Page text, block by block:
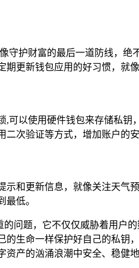
守护财富的最后一道防线，
更新钱包应用的好习惯，就
,可以使用硬件钱包来存储私
次验证等方式，增加账户的
示和更新信息，就像关注天
最低。
的问题，它不仅仅威胁着用户
的生命一样保护好自己的私钥
产的汹涌浪潮中安全、稳健